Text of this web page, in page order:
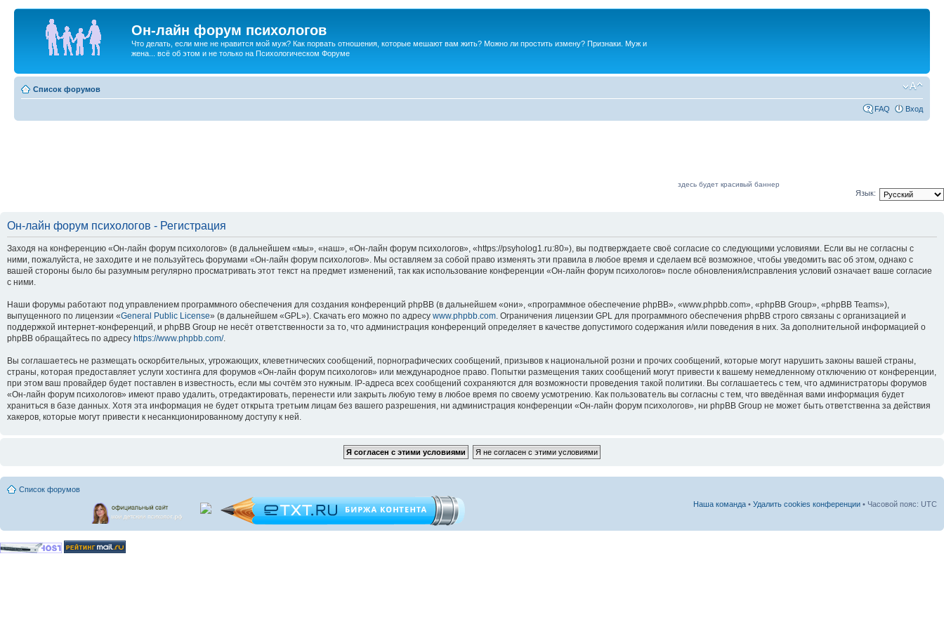
Он-лайн форум психологов
Что делать, если мне не нравится мой муж? Как порвать отношения, которые мешают вам жить? Можно ли простить измену? Признаки. Муж и
жена... всё об этом и не только на Психологическом Форуме
Список форумов
FAQ Вход
здесь будет красивый баннер
Язык:
Он-лайн форум психологов - Регистрация
Заходя на конференцию «Он-лайн форум психологов» (в дальнейшем «мы», «наш», «Он-лайн форум психологов», «https://psyholog1.ru:80»), вы подтверждаете своё согласие со следующими условиями. Если вы не согласны с
ними, пожалуйста, не заходите и не пользуйтесь форумами «Он-лайн форум психологов». Мы оставляем за собой право изменять эти правила в любое время и сделаем всё возможное, чтобы уведомить вас об этом, однако с
вашей стороны было бы разумным регулярно просматривать этот текст на предмет изменений, так как использование конференции «Он-лайн форум психологов» после обновления/исправления условий означает ваше согласие
с ними.
Наши форумы работают под управлением программного обеспечения для создания конференций phpBB (в дальнейшем «они», «программное обеспечение phpBB», «www.phpbb.com», «phpBB Group», «phpBB Teams»),
выпущенного по лицензии «General Public License» (в дальнейшем «GPL»). Скачать его можно по адресу www.phpbb.com. Ограничения лицензии GPL для программного обеспечения phpBB строго связаны с организацией и
поддержкой интернет-конференций, и phpBB Group не несёт ответственности за то, что администрация конференций определяет в качестве допустимого содержания и/или поведения в них. За дополнительной информацией о
phpBB обращайтесь по адресу https://www.phpbb.com/.
Вы соглашаетесь не размещать оскорбительных, угрожающих, клеветнических сообщений, порнографических сообщений, призывов к национальной розни и прочих сообщений, которые могут нарушить законы вашей страны,
страны, которая предоставляет услуги хостинга для форумов «Он-лайн форум психологов» или международное право. Попытки размещения таких сообщений могут привести к вашему немедленному отключению от конференции,
при этом ваш провайдер будет поставлен в известность, если мы сочтём это нужным. IP-адреса всех сообщений сохраняются для возможности проведения такой политики. Вы соглашаетесь с тем, что администраторы форумов
«Он-лайн форум психологов» имеют право удалить, отредактировать, перенести или закрыть любую тему в любое время по своему усмотрению. Как пользователь вы согласны с тем, что введённая вами информация будет
храниться в базе данных. Хотя эта информация не будет открыта третьим лицам без вашего разрешения, ни администрация конференции «Он-лайн форум психологов», ни phpBB Group не может быть ответственна за действия
хакеров, которые могут привести к несанкционированному доступу к ней.
Список форумов
Наша команда • Удалить cookies конференции • Часовой пояс: UTC